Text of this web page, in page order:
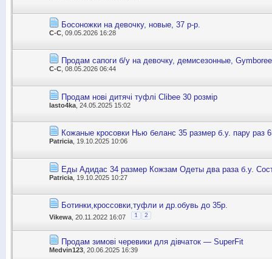
Босоножки на девочку, новые, 37 р-р.
С-С , 09.05.2026 16:28
Продам сапоги б/у на девочку, демисезонные,
С-С , 08.05.2026 06:44
Продам нові дитячі туфлі Clibee 30 розмір
lasto4ka , 24.05.2025 15:02
Кожаные кросовки Нью беланс 35 размер б.у. пару раз
Patricia , 19.10.2025 10:06
Еды Адидас 34 размер Кожзам Одеты два раза б.у.
Patricia , 19.10.2025 10:27
Ботинки,кроссовки,туфли и др.обувь до 35р.
Vikewa , 20.11.2022 16:07 1 2
Продам зимові черевики для дівчаток — SuperFit
Medvin123 , 20.06.2025 16:39